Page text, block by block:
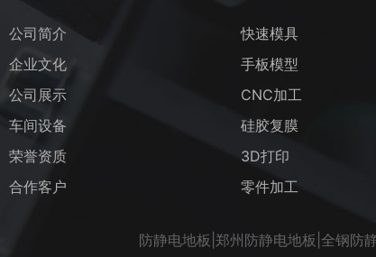
公司简介
企业文化
公司展示
车间设备
荣誉资质
合作客户
快速模具
手板模型
CNC加工
硅胶复膜
3D打印
零件加工
防静电地板|郑州防静电地板|全钢防